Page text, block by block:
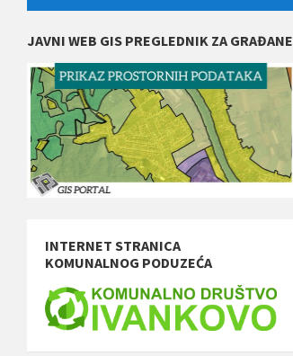
JAVNI WEB GIS PREGLEDNIK ZA GRAĐANE
INTERNET STRANICA
KOMUNALNOG PODUZEĆA